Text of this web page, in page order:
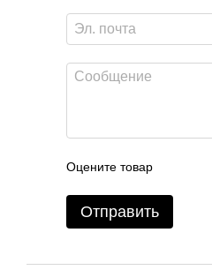
Оцените товар
Отправить